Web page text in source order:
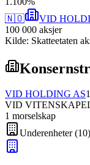
🇳🇴
VID
100 000 aksjer
Kilde: Skatteetaten
VID HOLDING AS
VID
1 morselskap
Underenheter(10)